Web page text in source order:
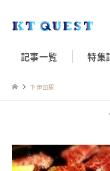
記事一覧 特集
下伊田駅